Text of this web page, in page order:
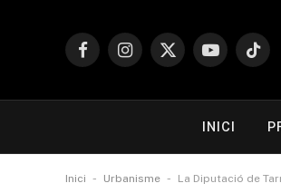
FacebookInstagram
X
YouTube
INICI
Inici - Urbanisme - La Diputació de